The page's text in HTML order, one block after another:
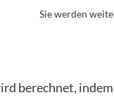
Sie werden
berechnet,